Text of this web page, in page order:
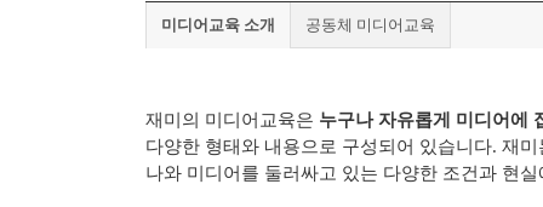
미디어교육 소개 공동체 미디어교육
재미의 미디어교육은 누구나 자유롭게 미디어에
다양한 형태와 내용으로 구성되어 있습니다. 재미
나와 미디어를 둘러싸고 있는 다양한 조건과 현